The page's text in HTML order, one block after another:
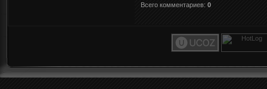
Всего комментариев: 0